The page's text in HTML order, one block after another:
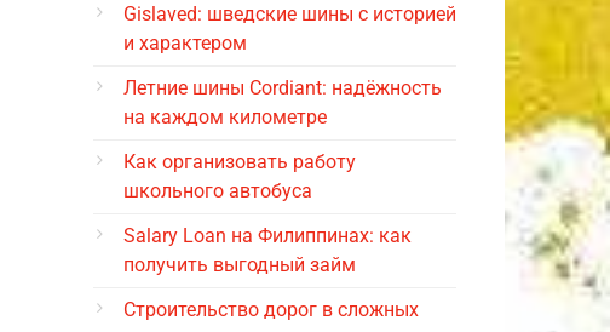
Gislaved: шведские шины с историей
и характером
Летние шины Cordiant: надёжность
на каждом километре
Как организовать работу
школьного автобуса
Salary Loan на Филиппинах: как
получить выгодный займ
Строительство дорог в сложных